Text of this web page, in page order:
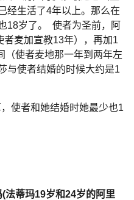
经生活了4年以上。那么在
18岁了。
使者为圣前，阿
者麦加宣教13年），再加1
（使者麦地那一年到两年左
与使者结婚的时候大约是1
使者和她结婚时她最少也1
(法蒂玛19岁和24岁的阿里